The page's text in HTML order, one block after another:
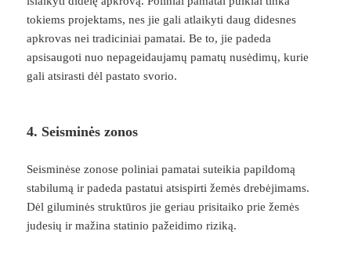
tokiems projektams, nes jie gali atlaikyti daug didesnes
apkrovas nei tradiciniai pamatai. Be to, jie padeda
apsisaugoti nuo nepageidaujamų pamatų nusėdimų, kurie
gali atsirasti dėl pastato svorio.
4. Seisminės zonos
Seisminėse zonose poliniai pamatai suteikia papildomą
stabilumą ir padeda pastatui atsispirti žemės drebėjimams.
Dėl giluminės struktūros jie geriau prisitaiko prie žemės
judesių ir mažina statinio pažeidimo riziką.